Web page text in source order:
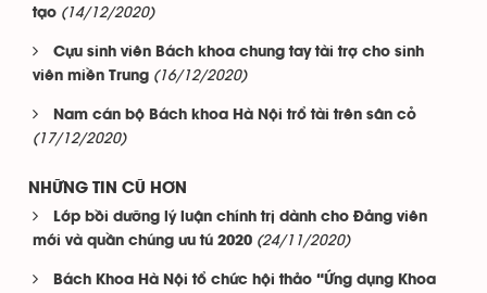
tạo (14/12/2020)
Cựu sinh viên Bách khoa chung tay tài trợ cho sinh
viên miền Trung (16/12/2020)
Nam cán bộ Bách khoa Hà Nội trổ tài trên sân cỏ
(17/12/2020)
NHỮNG TIN CŨ HƠN
Lớp bồi dưỡng lý luận chính trị dành cho Đảng viên
mới và quần chúng ưu tú 2020 (24/11/2020)
Bách Khoa Hà Nội tổ chức hội thảo “Ứng dụng Khoa